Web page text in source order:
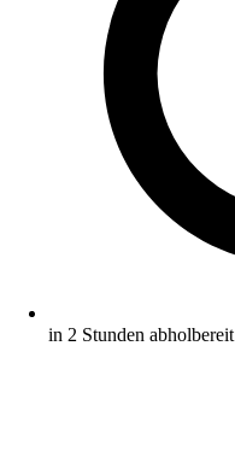
in 2 Stunden abholbereit